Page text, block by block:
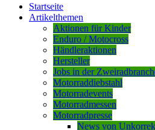
Startseite
Artikelthemen
Aktionen für Kinder
Enduro / Motocross
Händleraktionen
Hersteller
Jobs in der
Motorraddiebstahl
Motorradevents
Motorradmessen
Motorradpresse
News von